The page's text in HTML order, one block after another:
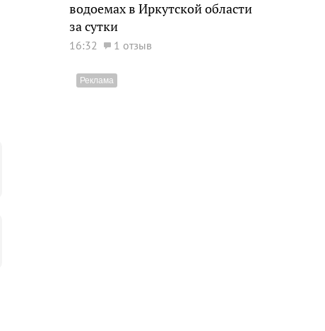
водоемах в Иркутской области
за сутки
16:32 1 отзыв